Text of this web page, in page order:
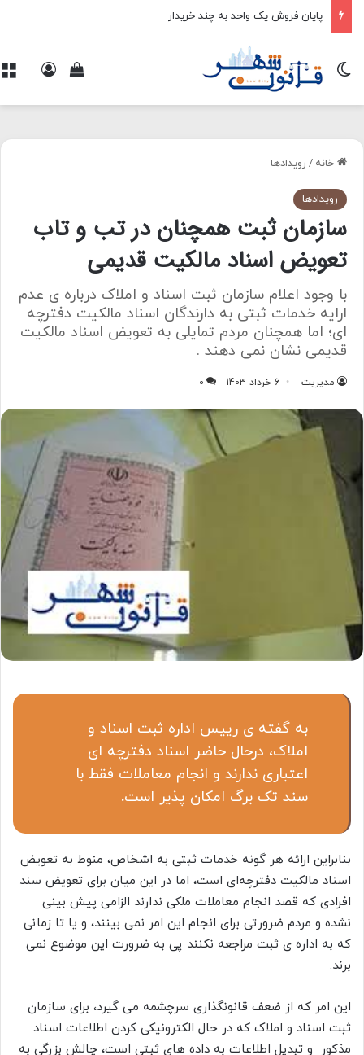
پایان فروش یک واحد به چند خریدار
مشاهده تغییر پوسته
خانه / رویدادها
رویدادها
سازمان ثبت همچنان در تب و تاب
تعویض اسناد مالکیت قدیمی
با وجود اعلام سازمان ثبت اسناد و املاک درباره ی عدم
ارایه خدمات ثبتی به دارندگان اسناد مالکیت دفترچه
ای؛ اما همچنان مردم تمایلی به تعویض اسناد مالکیت
قدیمی نشان نمی دهند .
مدیریت 6 خرداد 1403 0
به گفته ی رییس اداره ثبت اسناد و
املاک، درحال حاضر اسناد دفترچه ای
اعتباری ندارند و انجام معاملات فقط با
سند تک برگ امکان پذیر است.
بنابراین ارائه هر گونه خدمات ثبتی به اشخاص، منوط به تعویض
اسناد مالکیت دفترچه‌ای است، اما در این میان برای تعویض سند
افرادی که قصد انجام معاملات ملکی ندارند الزامی پیش بینی
نشده و مردم ضرورتی برای انجام این امر نمی بینند، و یا تا زمانی
که به اداره ی ثبت مراجعه نکنند پی به ضرورت این موضوع نمی
برند.
این امر که از ضعف قانونگذاری سرچشمه می گیرد، برای سازمان
ثبت اسناد و املاک که در حال الکترونیکی کردن اطلاعات اسناد
مذکور و تبدیل اطلاعات به داده های ثبتی است، چالش بزرگی به